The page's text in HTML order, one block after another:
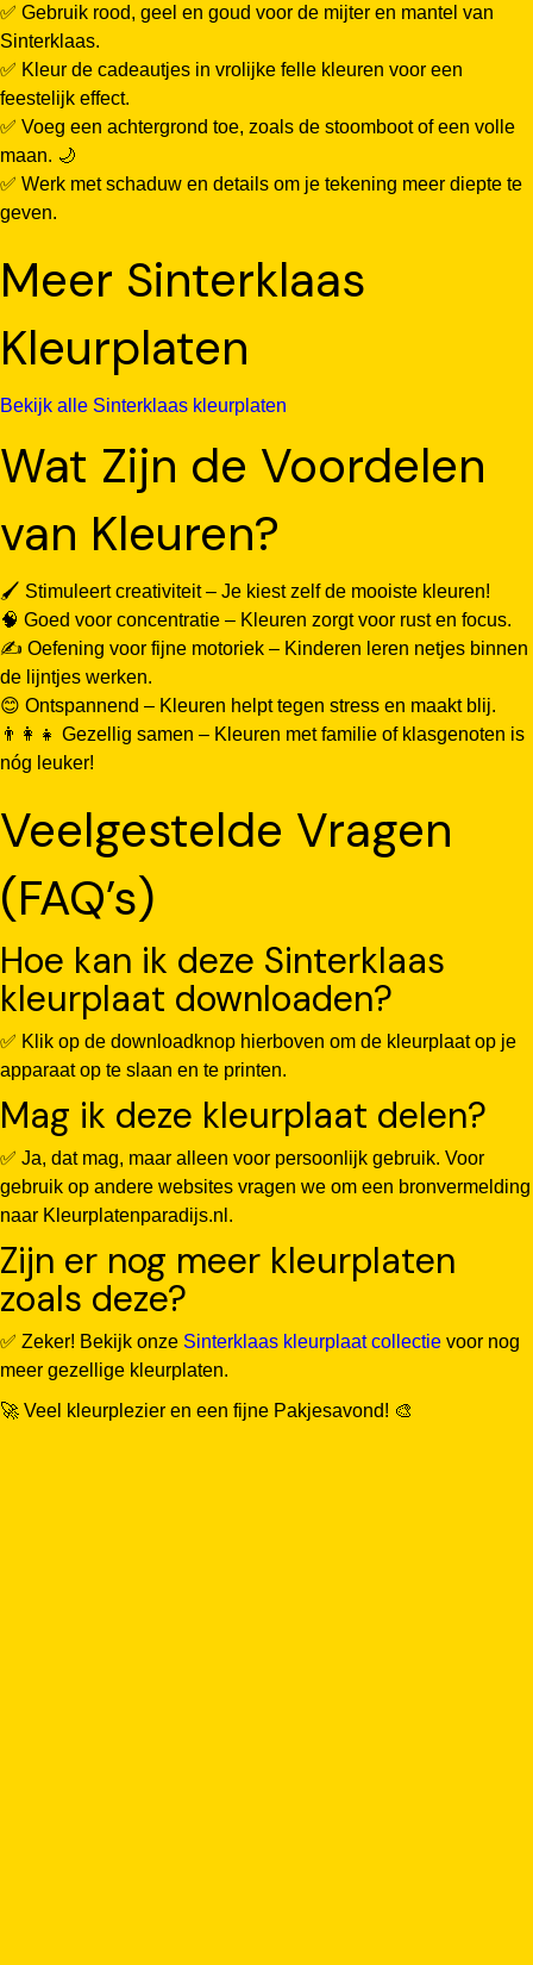
✅ Gebruik rood, geel en goud voor de mijter en mantel van
Sinterklaas.
✅ Kleur de cadeautjes in vrolijke felle kleuren voor een
feestelijk effect.
✅ Voeg een achtergrond toe, zoals de stoomboot of een volle
maan. 🌙
✅ Werk met schaduw en details om je tekening meer diepte te
geven.
Meer Sinterklaas
Kleurplaten
Bekijk alle Sinterklaas kleurplaten
Wat Zijn de Voordelen
van Kleuren?
🖌️ Stimuleert creativiteit – Je kiest zelf de mooiste kleuren!
🧠 Goed voor concentratie – Kleuren zorgt voor rust en focus.
✍️ Oefening voor fijne motoriek – Kinderen leren netjes binnen
de lijntjes werken.
😊 Ontspannend – Kleuren helpt tegen stress en maakt blij.
👨‍👩‍👧 Gezellig samen – Kleuren met familie of klasgenoten is
nóg leuker!
Veelgestelde Vragen
(FAQ’s)
Hoe kan ik deze Sinterklaas
kleurplaat downloaden?
✅ Klik op de downloadknop hierboven om de kleurplaat op je
apparaat op te slaan en te printen.
Mag ik deze kleurplaat delen?
✅ Ja, dat mag, maar alleen voor persoonlijk gebruik. Voor
gebruik op andere websites vragen we om een bronvermelding
naar Kleurplatenparadijs.nl.
Zijn er nog meer kleurplaten
zoals deze?
✅ Zeker! Bekijk onze Sinterklaas kleurplaat collectie voor nog
meer gezellige kleurplaten.
🚀 Veel kleurplezier en een fijne Pakjesavond! 🎨